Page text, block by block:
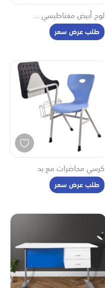
لوح أبيض مغناطيسي ...
طلب عرض سعر
كرسي محاضرات مع يد
طلب عرض سعر